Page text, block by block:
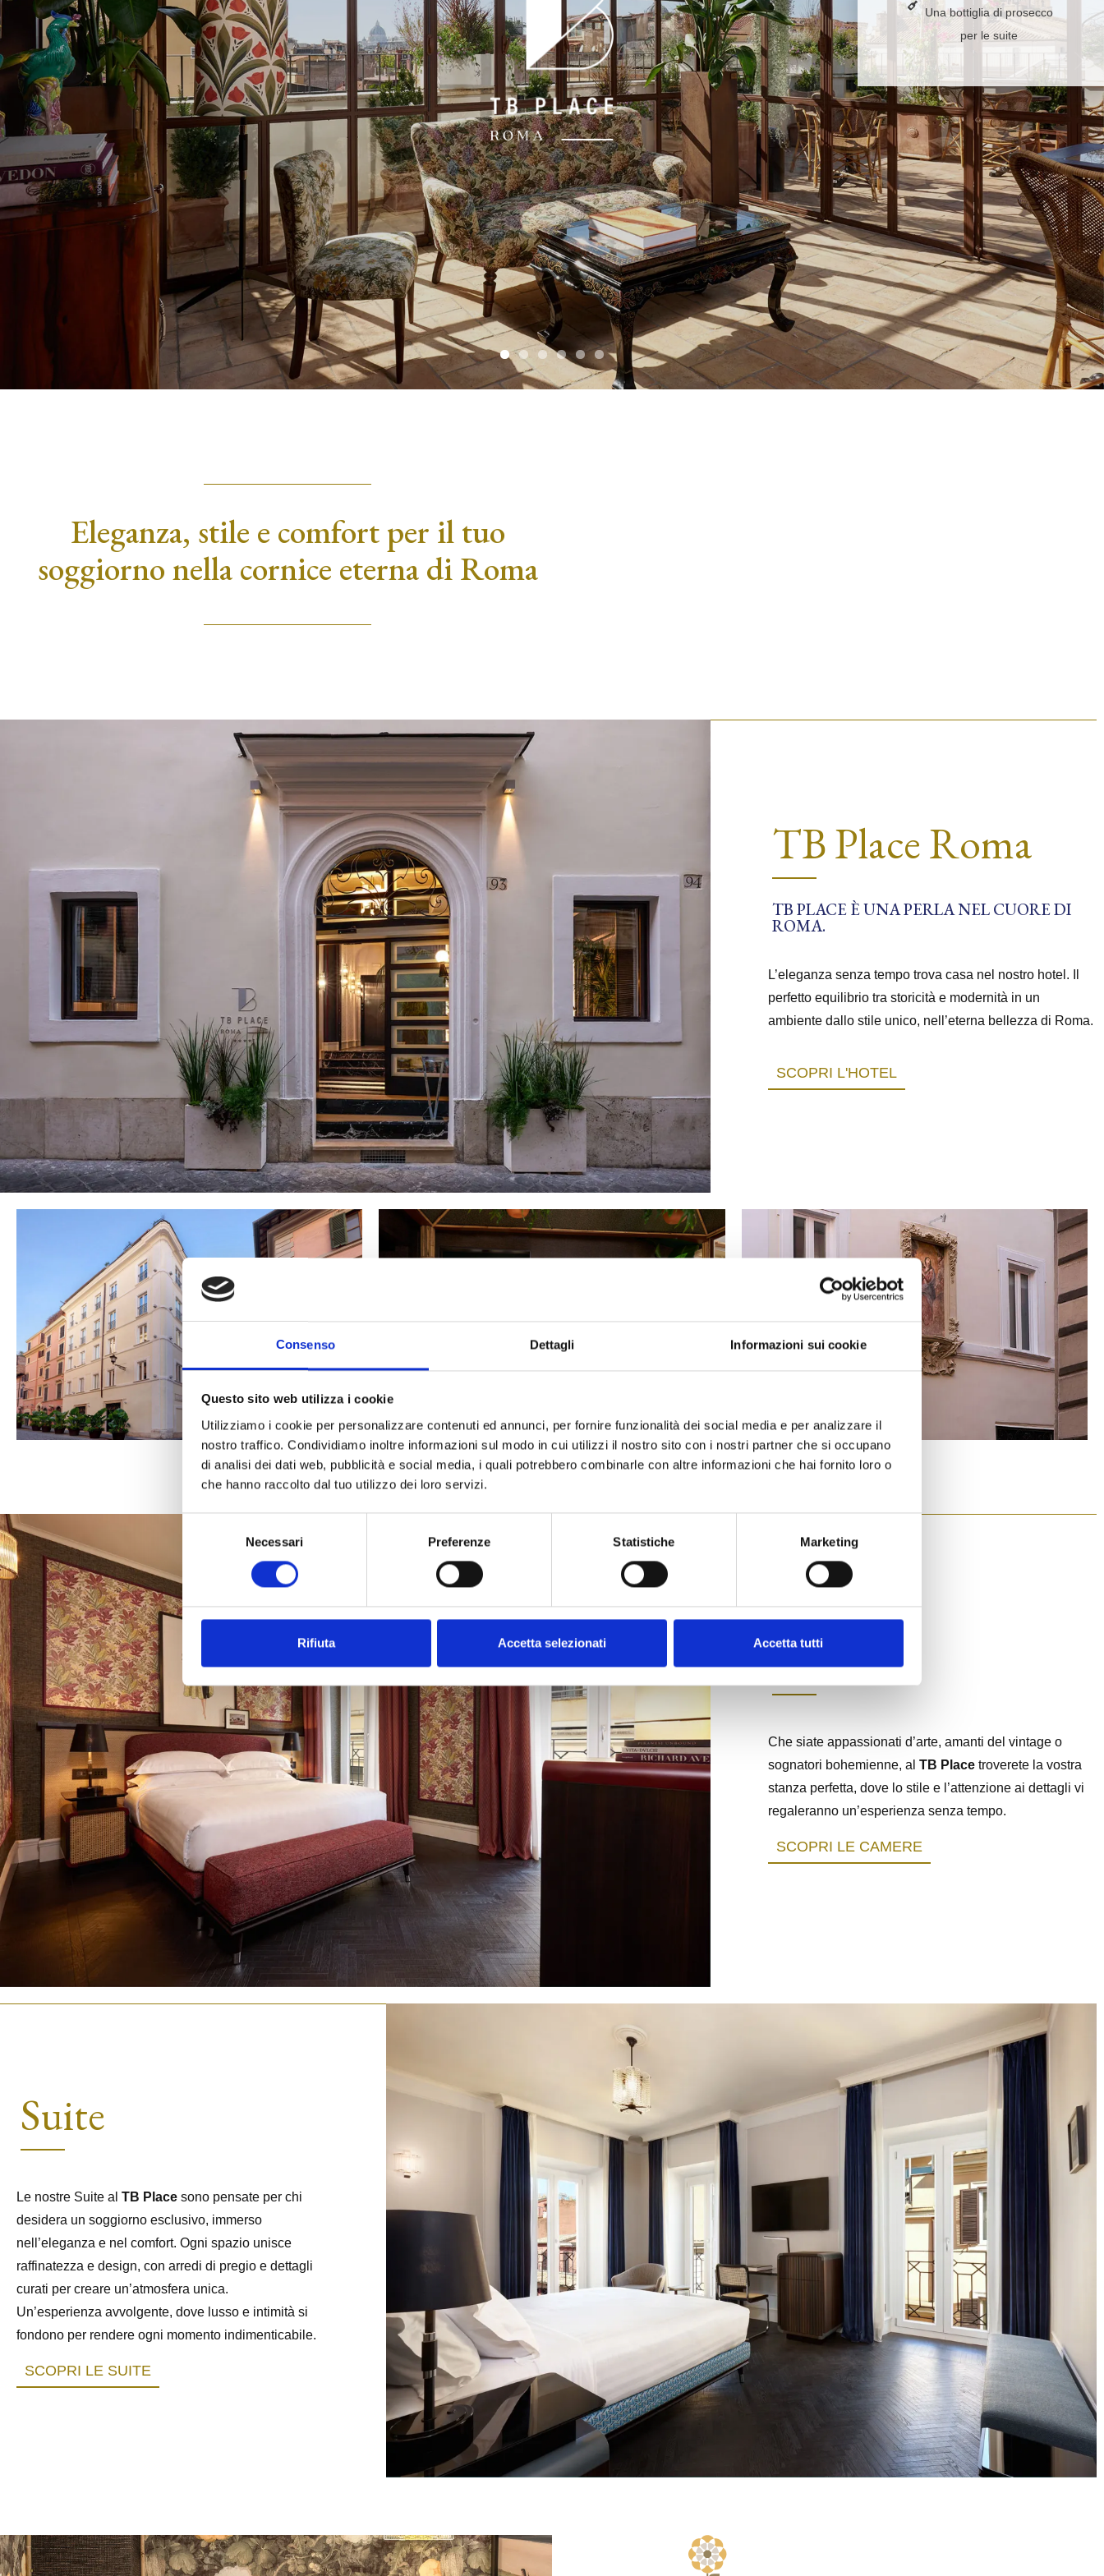
Consenso Dettagli Informazioni sui cookie
Questo sito web utilizza i cookie
Utilizziamo i cookie per personalizzare contenuti ed annunci, per fornire funzionalità dei social media e per analizzare il
nostro traffico. Condividiamo inoltre informazioni sul modo in cui utilizzi il nostro sito con i nostri partner che si occupano
di analisi dei dati web, pubblicità e social media, i quali potrebbero combinarle con altre informazioni che hai fornito loro o
che hanno raccolto dal tuo utilizzo dei loro servizi.
Necessari Preferenze Statistiche Marketing
Rifiuta Accetta selezionati Accetta tutti
Eleganza, stile e comfort per il tuo
soggiorno nella cornice eterna di Roma
TB Place Roma
TB PLACE È UNA PERLA NEL CUORE DI
L’eleganza senza tempo trova casa nel nostro hotel. Il
perfetto equilibrio tra storicità e modernità in un
ambiente dallo stile unico, nell’eterna bellezza di Roma.
SCOPRI L'HOTEL
Camere
Che siate appassionati d’arte, amanti del vintage o
sognatori bohemienne, al TB Place troverete la vostra
stanza perfetta, dove lo stile e l’attenzione ai dettagli vi
regaleranno un’esperienza senza tempo.
SCOPRI LE CAMERE
Suite
Le nostre Suite al TB Place sono pensate per chi
desidera un soggiorno esclusivo, immerso
nell’eleganza e nel comfort. Ogni spazio unisce
raffinatezza e design, con arredi di pregio e dettagli
curati per creare un’atmosfera unica.
Un’esperienza avvolgente, dove lusso e intimità si
fondono per rendere ogni momento indimenticabile.
SCOPRI LE SUITE
Una bottiglia di prosecco
per le suite